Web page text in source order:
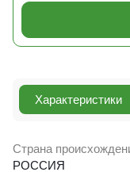
Характеристики
Страна
РОССИЯ